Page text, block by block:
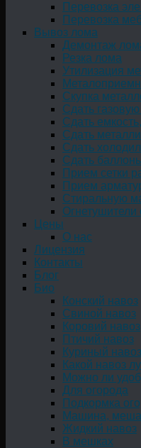
Перевозка
Перевозка
Вывоз лома
Демонтаж
Резка лома
Утилизация
Скупка
Сдать
Сдать
Cдать
Сдать
Сдать
Прием сетки
Прием
Стиральную
Огнетушители
Цены
О нас
Лицензия
Контакты
Блог
Био
Конский навоз
Свиной навоз
Коровий навоз
Птичий навоз
Куриный навоз
Какой навоз
Можно ли
Для огорода
Подкормка
Машина,
Жидкий навоз
В мешках